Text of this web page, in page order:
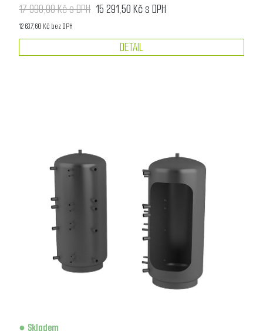
17 990,00 Kč s DPH 15 291,50 Kč s DPH
12 637,60 Kč bez DPH
DETAIL
Skladem